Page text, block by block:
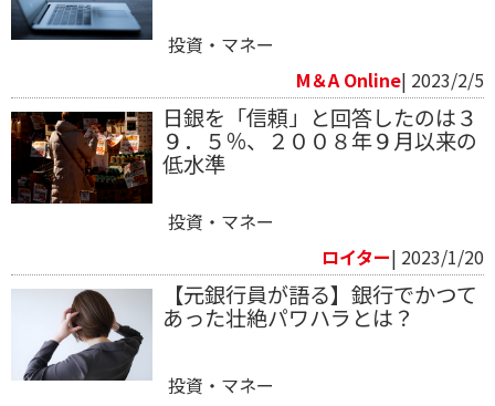
投資・マネー
M＆A Online| 2023/2/5
日銀を「信頼」と回答したのは３
９．５％、２００８年９月以来の
低水準
投資・マネー
ロイター| 2023/1/20
【元銀行員が語る】銀行でかつて
あった壮絶パワハラとは？
投資・マネー